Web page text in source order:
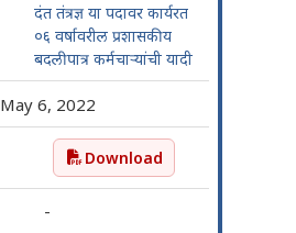
दंत तंत्रज्ञ या पदावर कार्यरत
०६ वर्षावरील प्रशासकीय
बदलीपात्र कर्मचाऱ्यांची यादी
May 6, 2022
दंत तंत्रज्ञ या पदावर कार्यरत
Download
-